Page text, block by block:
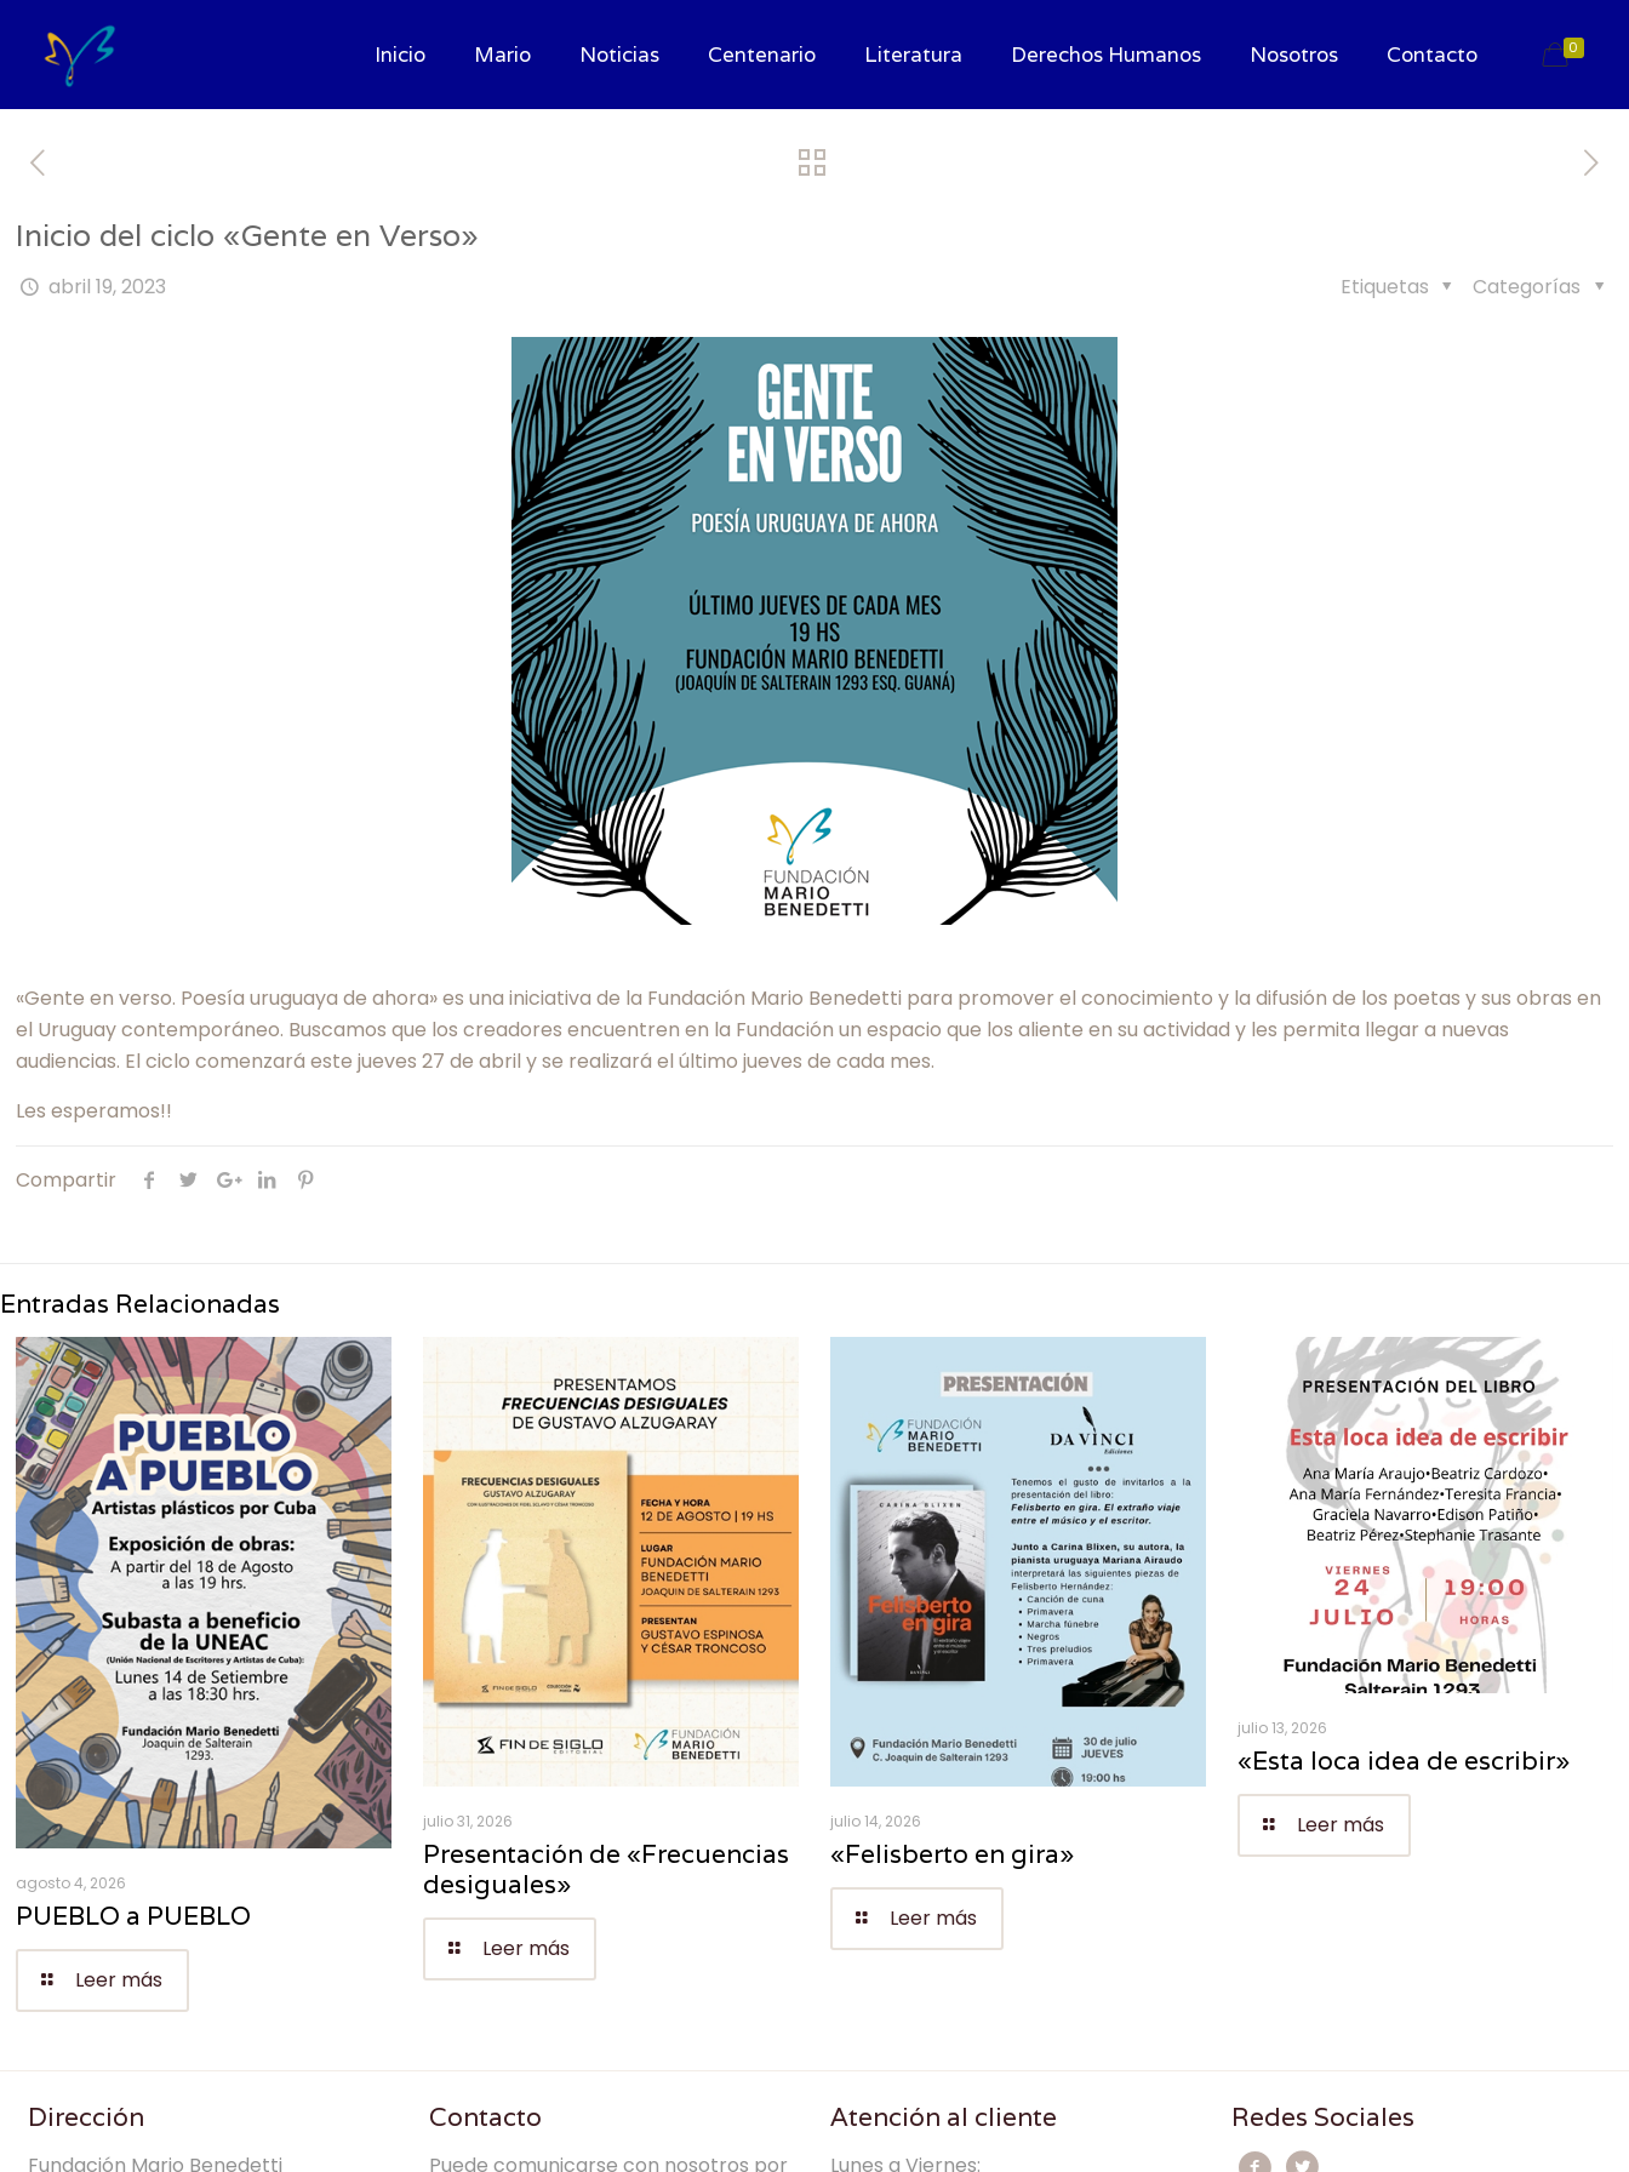
Inicio Mario Noticias Centenario Literatura Derechos Humanos Nosotros Contacto 0
Inicio del ciclo «Gente en Verso»
abril 19, 2023 Categorías
Etiquetas
«Gente en verso. Poesía uruguaya de ahora» es una iniciativa de la Fundación Mario Benedetti para promover el conocimiento y la difusión de los poetas y sus obras en
el Uruguay contemporáneo. Buscamos que los creadores encuentren en la Fundación un espacio que los aliente en su actividad y les permita llegar a nuevas
audiencias. El ciclo comenzará este jueves 27 de abril y se realizará el último jueves de cada mes.
Les esperamos!!
Compartir
Entradas Relacionadas
agosto 4, 2026
PUEBLO a PUEBLO
Leer más
julio 31, 2026
Presentación de «Frecuencias
desiguales»
Leer más
julio 14, 2026
«Felisberto en gira»
Leer más
julio 13, 2026
«Esta loca idea de escribir»
Leer más
Dirección
Fundación Mario Benedetti
Contacto
Puede comunicarse con nosotros por
Atención al cliente
Lunes a Viernes:
Redes Sociales